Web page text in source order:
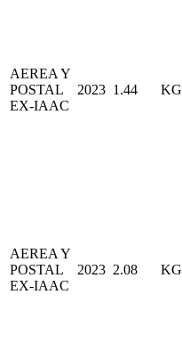
AEREA Y
POSTAL
EX-IAAC
2023 1.44 KG
AEREA Y
POSTAL
EX-IAAC
2023 2.08 KG